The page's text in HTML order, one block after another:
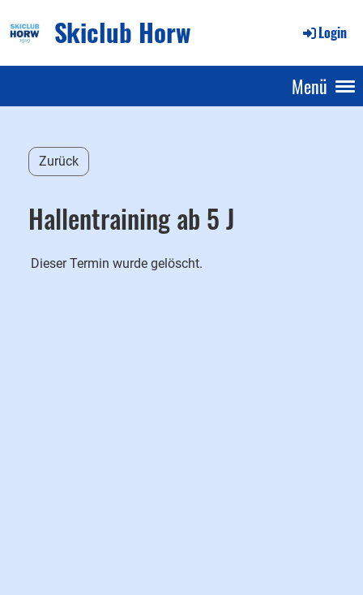
Skiclub Horw Login
Menü
Zurück
Hallentraining ab 5 J
Dieser Termin wurde gelöscht.